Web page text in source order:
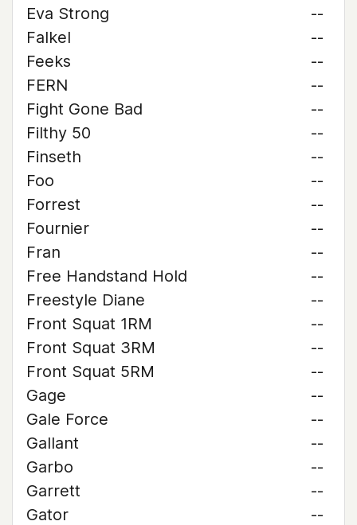
Eva Strong
--
Falkel
--
Feeks
--
FERN
--
Fight Gone Bad
--
Filthy 50
--
Finseth
--
Foo
--
Forrest
--
Fournier
--
Fran
--
Free Handstand Hold
--
Freestyle Diane
--
Front Squat 1RM
--
Front Squat 3RM
--
Front Squat 5RM
--
Gage
--
Gale Force
--
Gallant
--
Garbo
--
Garrett
--
Gator
--